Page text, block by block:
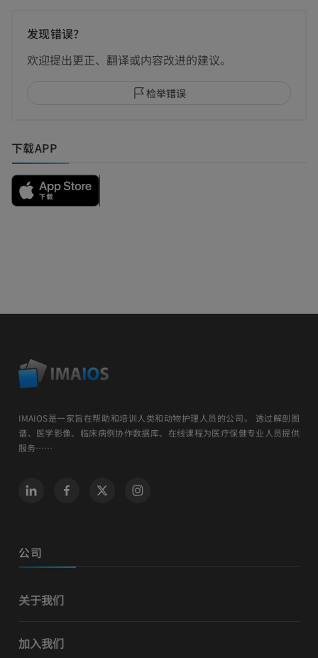
发现错误？
欢迎提出更正、翻译或内容改进的建议。
检举错误
下载APP
IMAIOS是一家旨在帮助和培训人类和动物护理人员的公司。 透过解剖图
谱、医学影像、临床病例协作数据库、在线课程为医疗保健专业人员提供
服务……
公司
关于我们
加入我们